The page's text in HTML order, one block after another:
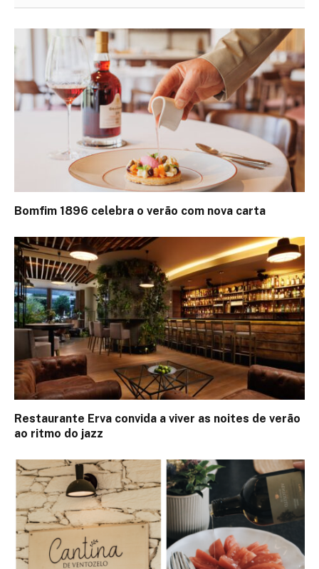
Bomfim 1896 celebra o verão com nova carta
Restaurante Erva convida a viver as noites de verão
ao ritmo do jazz